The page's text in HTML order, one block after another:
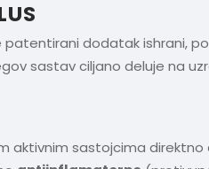
patentirani dodatak ishrani,
sastav ciljano deluje na
aktivnim sastojcima